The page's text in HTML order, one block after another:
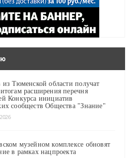
из Тюменской области получат
расширения перечня
Конкурса инициатив
сообществ Общества "Знание"
музейном комплексе обновят
в рамках нацпроекта